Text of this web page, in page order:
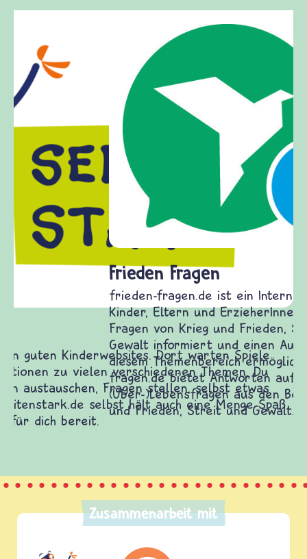
Frieden Fragen
frieden-fragen.de ist ein Internet-Angebot für
Kinder, Eltern und ErzieherInnen das zu
Fragen von Krieg und Frieden, Streit und
Gewalt informiert und einen Austausch zu
diesem Themenbereich ermöglicht. frieden-
fragen.de bietet Antworten auf wichtige
(Über-)Lebensfragen aus den Bereichen Krieg
und Frieden, Streit und Gewalt.
Zusammenarbeit mit